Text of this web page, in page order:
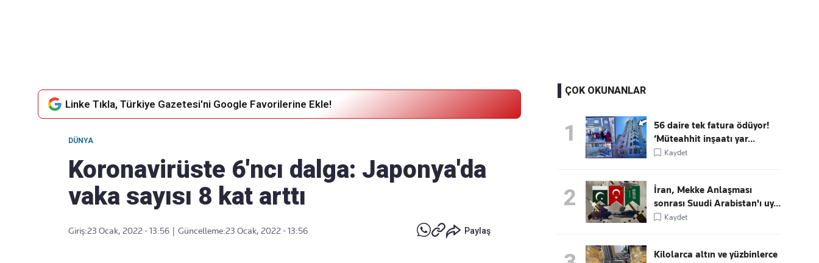
Linke Tıkla, Türkiye Gazetesi'ni Google Favorilerine Ekle!
DÜNYA
Koronavirüste 6'ncı dalga: Japonya'da
vaka sayısı 8 kat arttı
Giriş:23 Ocak, 2022 - 13:56 Güncelleme:23 Ocak, 2022 - 13:56 Paylaş
ÇOK OKUNANLAR
1
56 daire tek fatura ödüyor!
‘Müteahhit inşaatı yar...
Kaydet
2
İran, Mekke Anlaşması
sonrası Suudi Arabistan'ı uy...
Kaydet
Kilolarca altın ve yüzbinlerce